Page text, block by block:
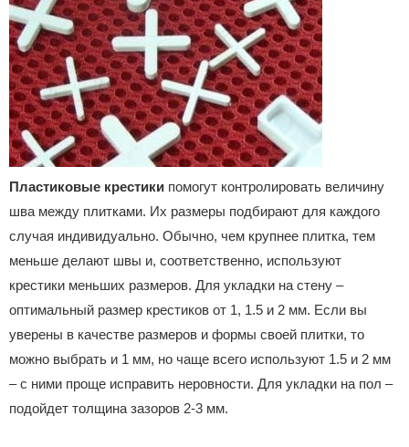
Пластиковые крестики помогут контролировать величину
шва между плитками. Их размеры подбирают для каждого
случая индивидуально. Обычно, чем крупнее плитка, тем
меньше делают швы и, соответственно, используют
крестики меньших размеров. Для укладки на стену –
оптимальный размер крестиков от 1, 1.5 и 2 мм. Если вы
уверены в качестве размеров и формы своей плитки, то
можно выбрать и 1 мм, но чаще всего используют 1.5 и 2 мм
– с ними проще исправить неровности. Для укладки на пол –
подойдет толщина зазоров 2-3 мм.